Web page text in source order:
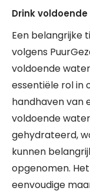
Drink
Een belangrijke
volgens
voldoende
essentiële rol in
handhaven van
voldoende
gehydrateerd,
kunnen
opgenomen.
eenvoudige